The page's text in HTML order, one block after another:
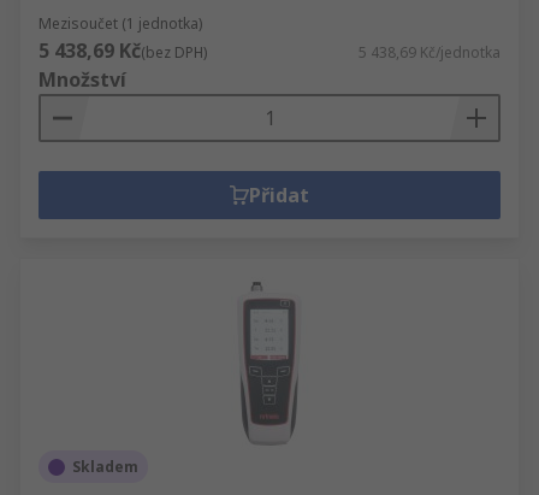
Mezisoučet (1 jednotka)
5 438,69 Kč(bez DPH) 5 438,69 Kč/jednotka
Množství
Přidat
Skladem